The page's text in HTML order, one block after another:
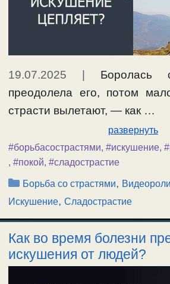
19.07.2025
Боролась
преодолела его, потом
страсти вылетают, — как …
развернуть
#борьбасострастями, #искушение,
, #покой, #сладострастие
Рубрики
Борьба со страстями,
Искушение, Сладострастие
Как во время болезни
искушения от людей?